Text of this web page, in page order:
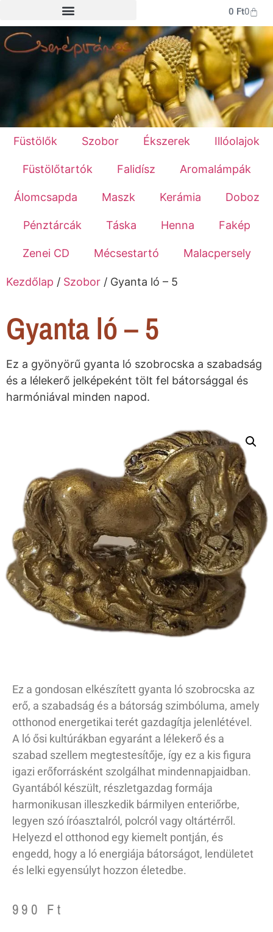
0 Ft0
Füstölők Szobor Ékszerek Illóolajok
Füstölőtartók Falidísz Aromalámpák
Álomcsapda Maszk Kerámia Doboz
Pénztárcák Táska Henna Fakép
Zenei CD Mécsestartó Malacpersely
Kezdőlap / Szobor / Gyanta ló – 5
Gyanta ló – 5
Ez a gyönyörű gyanta ló szobrocska a szabadság
és a lélekerő jelképeként tölt fel bátorsággal és
harmóniával minden napod.
Ez a gondosan elkészített gyanta ló szobrocska az
erő, a szabadság és a bátorság szimbóluma, amely
otthonod energetikai terét gazdagítja jelenlétével.
A ló ősi kultúrákban egyaránt a lélekerő és a
szabad szellem megtestesítője, így ez a kis figura
igazi erőforrásként szolgálhat mindennapjaidban.
Gyantából készült, részletgazdag formája
harmonikusan illeszkedik bármilyen enteriőrbe,
legyen szó íróasztalról, polcról vagy oltártérről.
Helyezd el otthonod egy kiemelt pontján, és
engedd, hogy a ló energiája bátorságot, lendületet
és lelki egyensúlyt hozzon életedbe.
990 Ft